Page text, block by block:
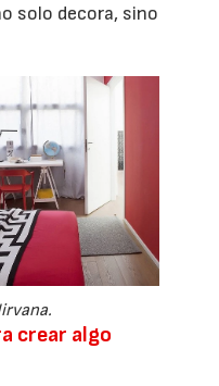
solo decora, sino
crear algo